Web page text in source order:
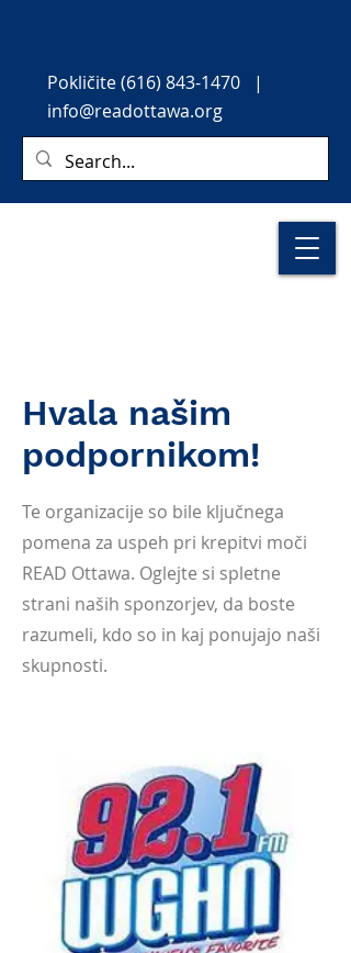
Pokličite(616) 843-1470 |
info@readottawa.org
Hvala našim
podpornikom!
Te organizacije so bile ključnega
pomena za uspeh pri krepitvi moči
READ Ottawa. Oglejte si spletne
strani naših sponzorjev, da boste
razumeli, kdo so in kaj ponujajo naši
skupnosti.